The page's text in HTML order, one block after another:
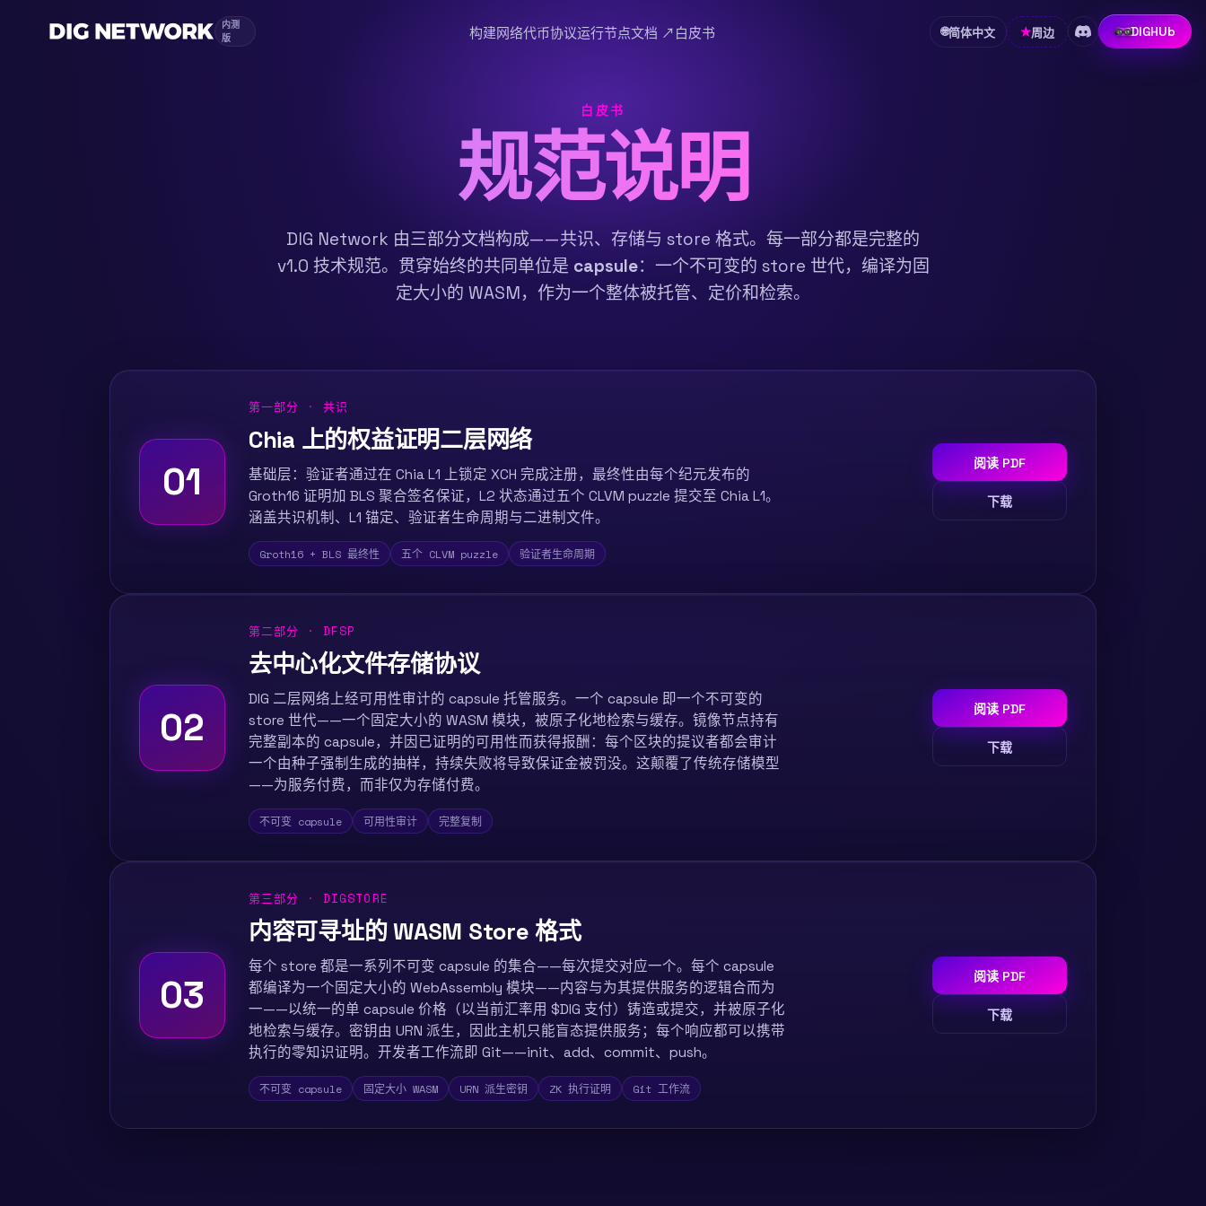
内测
版
构建网络代币协议运行节点文档 ↗ 白皮书 🌐简体中文 ★周边 DIGHUb
白皮书
规范说明
DIG Network 由三部分文档构成——共识、存储与 store 格式。每一部分都是完整的
v1.0 技术规范。贯穿始终的共同单位是 capsule：一个不可变的 store 世代，编译为固
定大小的 WASM，作为一个整体被托管、定价和检索。
01
第一部分 · 共识
Chia 上的权益证明二层网络
基础层：验证者通过在 Chia L1 上锁定 XCH 完成注册，最终性由每个纪元发布的
Groth16 证明加 BLS 聚合签名保证，L2 状态通过五个 CLVM puzzle 提交至 Chia L1。
涵盖共识机制、L1 锚定、验证者生命周期与二进制文件。
Groth16 + BLS 最终性 五个 CLVM puzzle 验证者生命周期
阅读 PDF
下载
02
第二部分 · DFSP
去中心化文件存储协议
DIG 二层网络上经可用性审计的 capsule 托管服务。一个 capsule 即一个不可变的
store 世代——一个固定大小的 WASM 模块，被原子化地检索与缓存。镜像节点持有
完整副本的 capsule，并因已证明的可用性而获得报酬：每个区块的提议者都会审计
一个由种子强制生成的抽样，持续失败将导致保证金被罚没。这颠覆了传统存储模型
——为服务付费，而非仅为存储付费。
不可变 capsule 可用性审计 完整复制
阅读 PDF
下载
03
第三部分 · DIGSTORE
内容可寻址的 WASM Store 格式
每个 store 都是一系列不可变 capsule 的集合——每次提交对应一个。每个 capsule
都编译为一个固定大小的 WebAssembly 模块——内容与为其提供服务的逻辑合而为
一——以统一的单 capsule 价格（以当前汇率用 $DIG 支付）铸造或提交，并被原子化
地检索与缓存。密钥由 URN 派生，因此主机只能盲态提供服务；每个响应都可以携带
执行的零知识证明。开发者工作流即 Git——init、add、commit、push。
不可变 capsule 固定大小 WASM URN 派生密钥 ZK 执行证明 Git 工作流
阅读 PDF
下载